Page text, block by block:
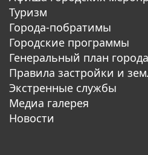
Туризм
Города-побратимы
Городские программы
Генеральный план города
Правила застройки и
Экстренные службы
Медиа галерея
Новости